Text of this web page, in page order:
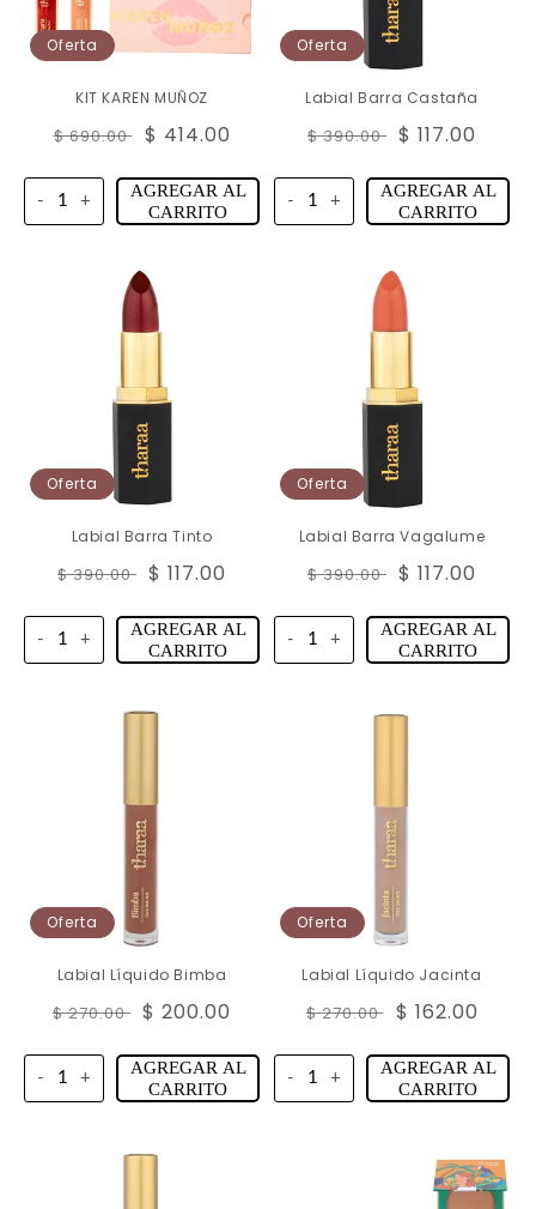
Oferta
KIT KAREN MUÑOZ
Precio
$ 690.00 Precio
oferta
$ 414.00
- +
AGREGAR AL
CARRITO
Oferta
Labial Barra Castaña
Precio
$ 390.00 Precio
oferta
$ 117.00
- +
AGREGAR AL
CARRITO
Oferta
Labial Barra Tinto
Precio
$ 390.00 Precio
oferta
$ 117.00
- +
AGREGAR AL
CARRITO
Oferta
Labial Barra Vagalume
Precio
$ 390.00 Precio
oferta
$ 117.00
- +
AGREGAR AL
CARRITO
Oferta
Labial Líquido Bimba
Precio
$ 270.00 Precio
oferta
$ 200.00
- +
AGREGAR AL
CARRITO
Oferta
Labial Líquido Jacinta
Precio
$ 270.00 Precio
oferta
$ 162.00
- +
AGREGAR AL
CARRITO